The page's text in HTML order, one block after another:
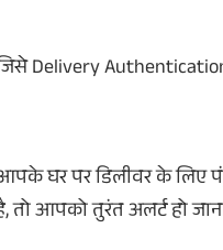
Delivery Authentication
घर पर डिलीवर के
आपको तुरंत अलर्ट हो